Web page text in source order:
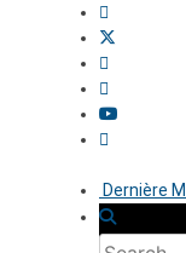
Dernière